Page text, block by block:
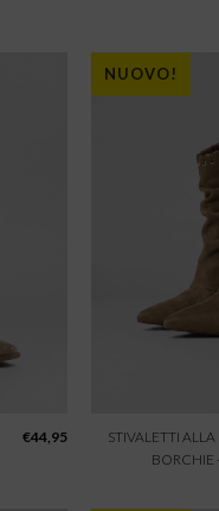
€44,95
NUOVO!
STIVALETTI
BORCHIE